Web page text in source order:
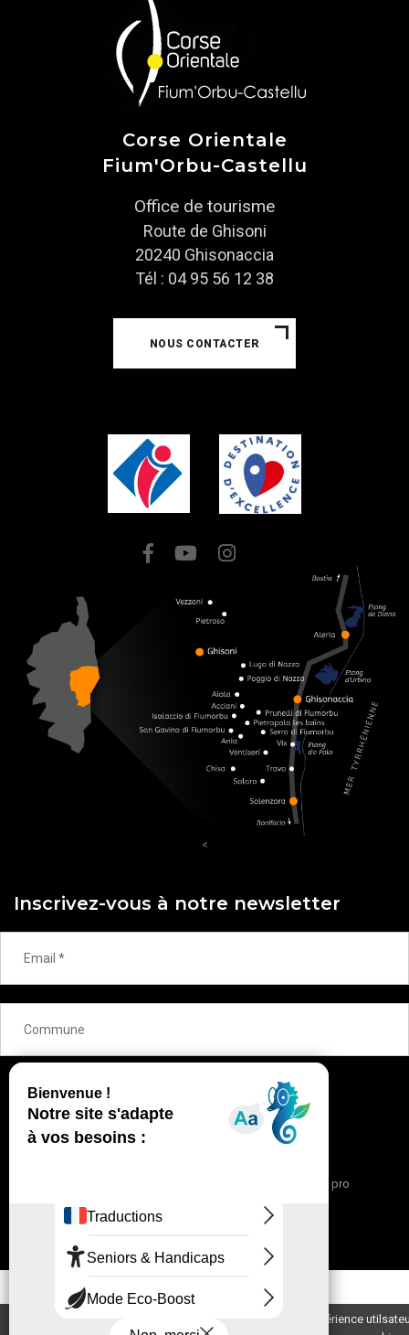
Ce portail utilise des cookies pour optimiser votre expérience
Corse Orientale
Fium'Orbu-Castellu
Office de tourisme
Route de Ghisoni
20240 Ghisonaccia
Tél : 04 95 56 12 38
NOUS CONTACTER
<
Inscrivez-vous à notre newsletter
Espace pro
Blog de la Corse Orientale